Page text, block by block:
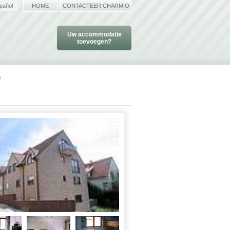
Uw accommodatie
toevoegen?
HOME CONTACTEER CHARMIO